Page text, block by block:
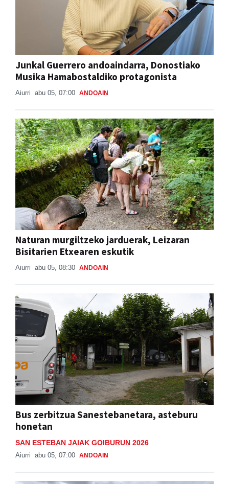
Junkal Guerrero andoaindarra, Donostiako
Musika Hamabostaldiko protagonista
Aiurri abu 05, 07:00 ANDOAIN
Naturan murgiltzeko jarduerak, Leizaran
Bisitarien Etxearen eskutik
Aiurri abu 05, 08:30 ANDOAIN
Bus zerbitzua Sanestebanetara, asteburu
honetan
SAN ESTEBAN JAIAK GOIBURUN 2026
Aiurri abu 05, 07:00 ANDOAIN